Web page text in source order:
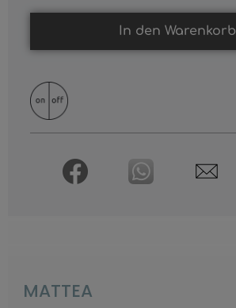
In den Warenkorb
MATTEA